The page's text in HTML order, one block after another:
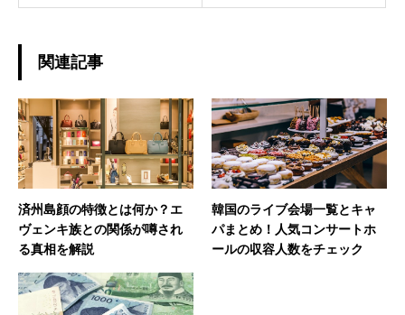
関連記事
済州島顔の特徴とは何か？エ
ヴェンキ族との関係が噂され
る真相を解説
韓国のライブ会場一覧とキャ
パまとめ！人気コンサートホ
ールの収容人数をチェック